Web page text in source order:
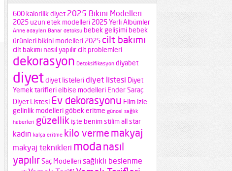
600 kalorilik diyet 2025 Bikini Modelleri
2025 uzun etek modelleri 2025 Yerli Albümler
Anne adayları Bahar detoksu bebek gelişimi bebek
ürünleri bikini modelleri 2025 cilt bakımı
cilt bakımı nasıl yapılırcilt problemleri
dekorasyon Detoksifikasyon diyabet
diyetdiyet listeleridiyet listesi Diyet
Yemek tariflerielbise modelleri Ender Saraç
Diyet Listesi Ev dekorasyonu Film izle
gelinlik modellerigöbek eritme güncel sağlık
haberleri güzellik işte benim stilim all star
kadın kalça eritme kilo verme makyaj
makyaj teknikleri modanasıl
yapılırSaç Modellerisağlıklı beslenme